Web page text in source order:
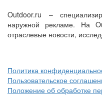
Outdoor.ru –
наружной рекламе. На
отраслевые новости,
Политика
Пользовательское
Положение об обработке